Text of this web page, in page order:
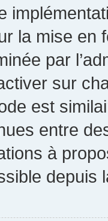
la mise en
par
sur
est
entre
à
depuis